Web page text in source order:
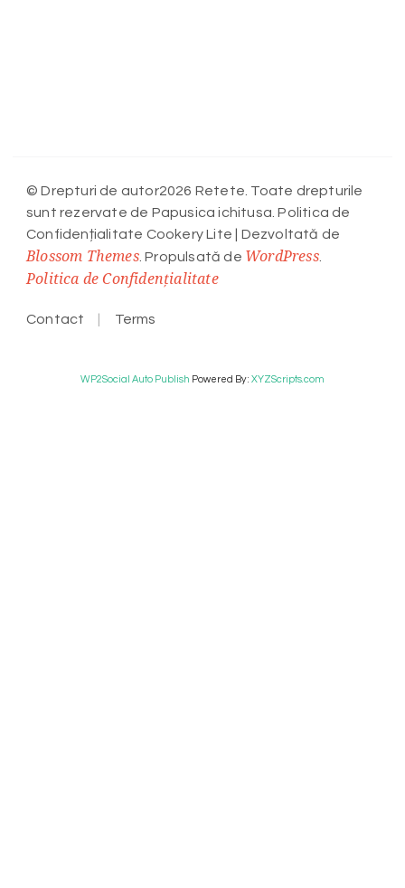
© Drepturi de autor2026 Retete. Toate drepturile
sunt rezervate de Papusica ichitusa. Politica de
Confidențialitate Cookery Lite | Dezvoltată de
Blossom Themes. Propulsată de WordPress.
Politica de Confidențialitate
Contact Terms
WP2Social Auto Publish Powered By : XYZScripts.com